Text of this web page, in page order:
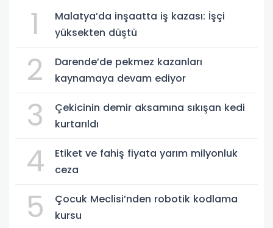
1
Malatya’da inşaatta iş kazası: İşçi
yüksekten düştü
2
Darende’de pekmez kazanları
kaynamaya devam ediyor
3
Çekicinin demir aksamına sıkışan kedi
kurtarıldı
4
Etiket ve fahiş fiyata yarım milyonluk
ceza
5
Çocuk Meclisi’nden robotik kodlama
kursu